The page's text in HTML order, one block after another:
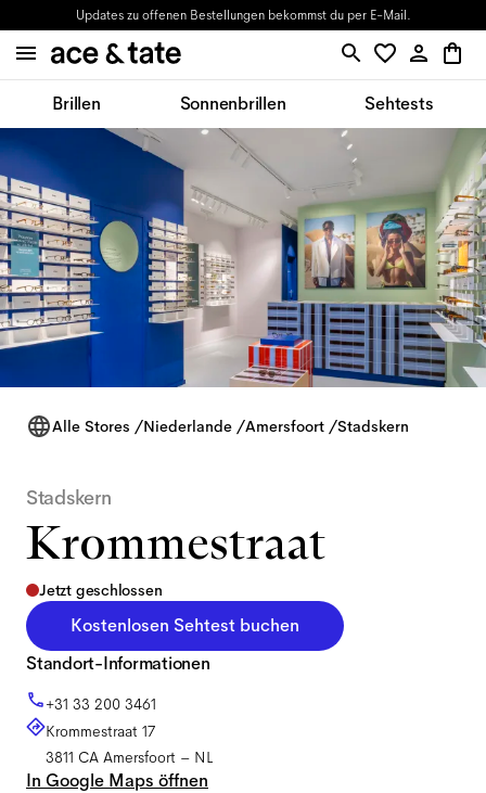
Updates zu offenen Bestellungen bekommst du per E-Mail.
Brillen Sonnenbrillen Sehtests
Alle Stores /Niederlande /Amersfoort /Stadskern
Stadskern
Krommestraat
Jetzt geschlossen
Kostenlosen Sehtest buchen
Standort-Informationen
+31 33 200 3461
Krommestraat 17
3811 CA Amersfoort – NL
In Google Maps öffnen